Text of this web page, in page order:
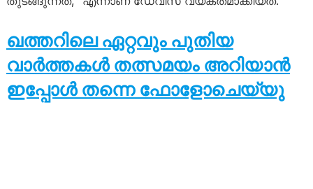
ഖത്തറിലെ ഏറ്റവും പുതിയ
വാർത്തകൾ തത്സമയം അറിയാൻ
ഇപ്പോൾ തന്നെ ഫോളോചെയ്യു